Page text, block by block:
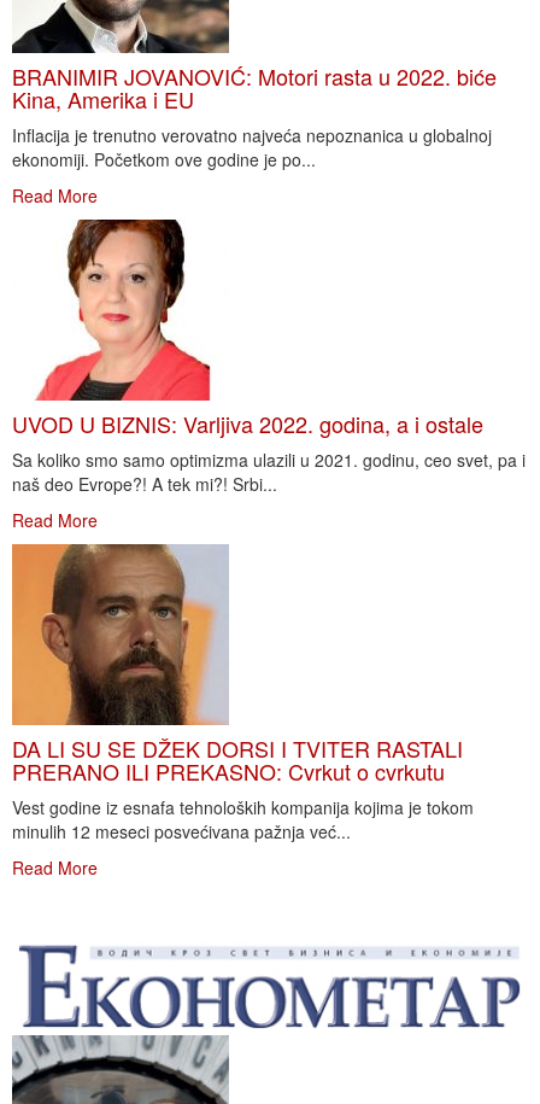
BRANIMIR JOVANOVIĆ: Motori rasta u 2022. biće
Kina, Amerika i EU
Inflacija je trenutno verovatno najveća nepoznanica u globalnoj
ekonomiji. Početkom ove godine je po...
Read More
UVOD U BIZNIS: Varljiva 2022. godina, a i ostale
Sa koliko smo samo optimizma ulazili u 2021. godinu, ceo svet, pa i
naš deo Evrope?! A tek mi?! Srbi...
Read More
DA LI SU SE DŽEK DORSI I TVITER RASTALI
PRERANO ILI PREKASNO: Cvrkut o cvrkutu
Vest godine iz esnafa tehnoloških kompanija kojima je tokom
minulih 12 meseci posvećivana pažnja već...
Read More